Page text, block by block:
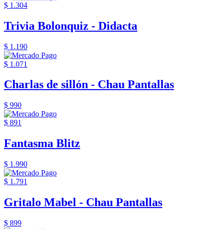
$ 1.304
Trivia Bolonquiz - Didacta
$ 1.190
$ 1.071
Charlas de sillón - Chau Pantallas
$ 990
$ 891
Fantasma Blitz
$ 1.990
$ 1.791
Gritalo Mabel - Chau Pantallas
$ 899